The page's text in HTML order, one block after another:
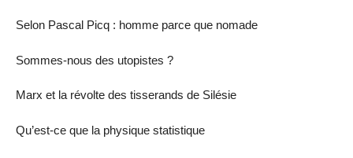
Selon Pascal Picq : homme parce que nomade
Sommes-nous des utopistes ?
Marx et la révolte des tisserands de Silésie
Qu’est-ce que la physique statistique